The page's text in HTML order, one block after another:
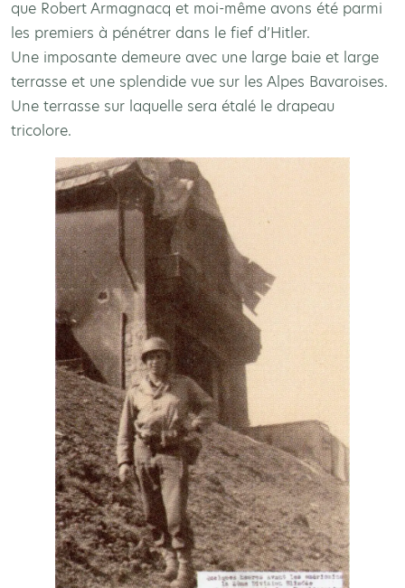
que Robert Armagnacq et moi-même avons été parmi
les premiers à pénétrer dans le fief d’Hitler.
Une imposante demeure avec une large baie et large
terrasse et une splendide vue sur les Alpes Bavaroises.
Une terrasse sur laquelle sera étalé le drapeau
tricolore.